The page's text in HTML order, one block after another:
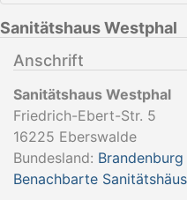
Sanitätshaus Westphal
Anschrift
Sanitätshaus Westphal
Friedrich-Ebert-Str. 5
16225 Eberswalde
Bundesland: Brandenburg
Benachbarte